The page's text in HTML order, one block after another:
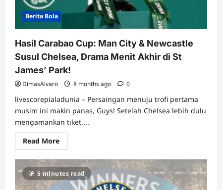
Berita Bola
Hasil Carabao Cup: Man City & Newcastle
Susul Chelsea, Drama Menit Akhir di St
James’ Park!
DimasAlvaro 8 months ago 0
livescorepialadunia – Persaingan menuju trofi pertama
musim ini makin panas, Guys! Setelah Chelsea lebih dulu
mengamankan tiket,...
Read MoreRead
more
Hasil
Carabao
Cup:
Man
5 minutes read